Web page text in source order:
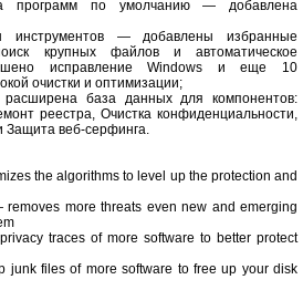
программ по умолчанию — добавлена
инструментов — добавлены избранные
крупных файлов и автоматическое
исправление Windows и еще 10
очистки и оптимизации;
база данных для компонентов:
реестра, Очистка конфиденциальности,
Защита веб-серфинга.
the algorithms to level up the protection and
more threats even new and emerging
traces of more software to better protect
files of more software to free up your disk